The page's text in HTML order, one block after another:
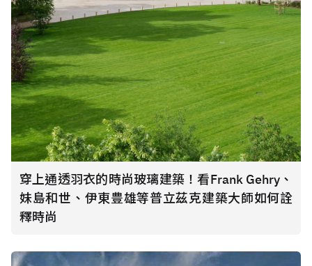
穿上通透羽衣的時尚玻璃建築！看Frank Gehry、
妹島和世、伊東豊雄等普立茲克建築大師如何詮
釋時尚